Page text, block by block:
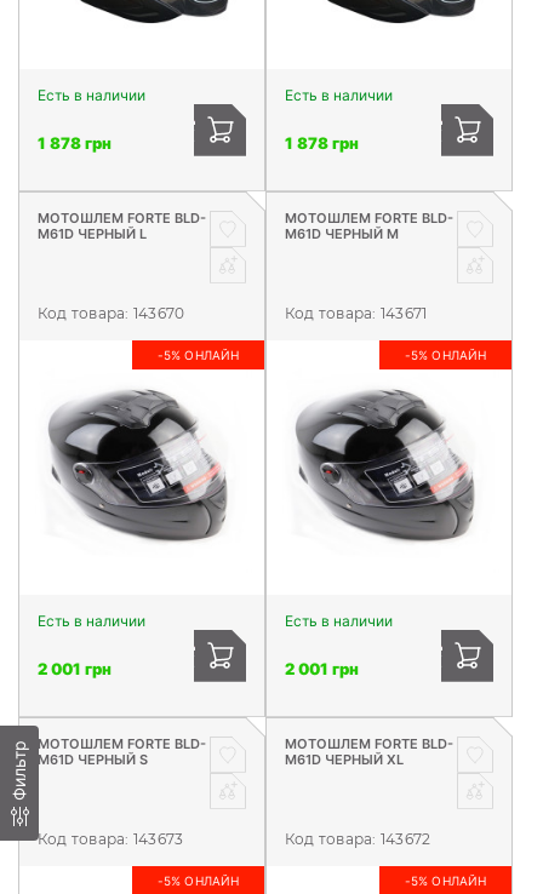
Фильтр
Есть в наличии
1 878 грн
Есть в наличии
1 878 грн
МОТОШЛЕМ FORTE BLD-
M61D ЧЕРНЫЙ L
Код товара: 143670
-5% ОНЛАЙН
Есть в наличии
2 001 грн
МОТОШЛЕМ FORTE BLD-
M61D ЧЕРНЫЙ M
Код товара: 143671
-5% ОНЛАЙН
Есть в наличии
2 001 грн
МОТОШЛЕМ FORTE BLD-
M61D ЧЕРНЫЙ S
Код товара: 143673
-5% ОНЛАЙН
МОТОШЛЕМ FORTE BLD-
M61D ЧЕРНЫЙ XL
Код товара: 143672
-5% ОНЛАЙН